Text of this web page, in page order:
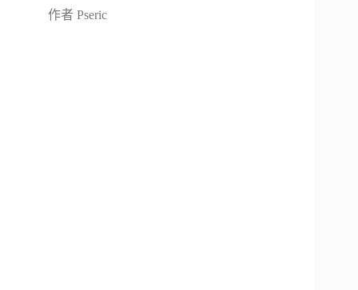
作者 Pseric